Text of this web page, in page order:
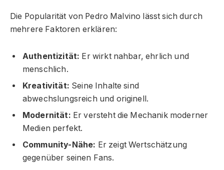
Die Popularität von Pedro Malvino lässt sich durch
mehrere Faktoren erklären:
Authentizität: Er wirkt nahbar, ehrlich und
menschlich.
Kreativität: Seine Inhalte sind
abwechslungsreich und originell.
Modernität: Er versteht die Mechanik moderner
Medien perfekt.
Community-Nähe: Er zeigt Wertschätzung
gegenüber seinen Fans.